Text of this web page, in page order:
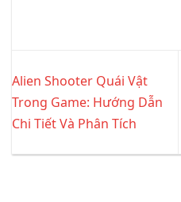
Alien Shooter Quái Vật
Trong Game: Hướng Dẫn
Chi Tiết Và Phân Tích